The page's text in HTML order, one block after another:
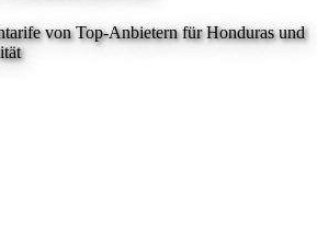
von Top-Anbietern fürHondurasund